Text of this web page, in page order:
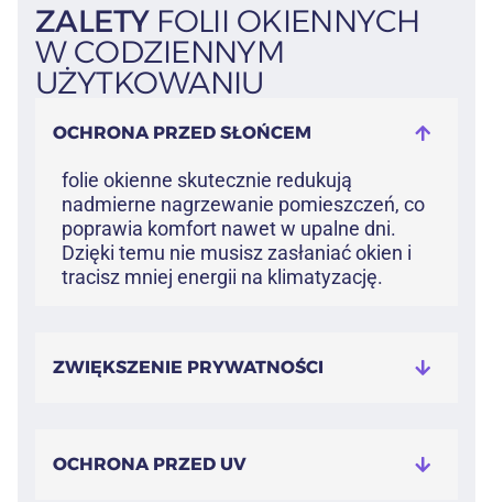
ZALETYFOLII OKIENNYCH
W CODZIENNYM
UŻYTKOWANIU
OCHRONA PRZED SŁOŃCEM
folie okienne skutecznie redukują
nadmierne nagrzewanie pomieszczeń, co
poprawia komfort nawet w upalne dni.
Dzięki temu nie musisz zasłaniać okien i
tracisz mniej energii na klimatyzację.
ZWIĘKSZENIE PRYWATNOŚCI
OCHRONA PRZED UV